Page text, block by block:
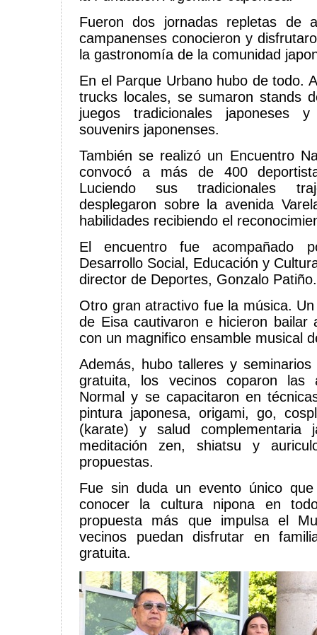
Fueron dos jornadas repletas de
campanenses conocieron y
la gastronomía de la comunidad
En el Parque Urbano hubo de todo.
trucks locales, se sumaron stands
juegos tradicionales japoneses
souvenirs japonenses.
También se realizó un Encuentro
convocó a más de 400
Luciendo sus tradicionales
desplegaron sobre la avenida
habilidades recibiendo el
El encuentro fue acompañado
Desarrollo Social, Educación y
director de Deportes, Gonzalo Patiño.
Otro gran atractivo fue la música.
de Eisa cautivaron e hicieron bailar
con un magnifico ensamble musical
Además, hubo talleres y
gratuita, los vecinos coparon las
Normal y se capacitaron en
pintura japonesa, origami, go,
(karate) y salud complementaria
meditación zen, shiatsu y
propuestas.
Fue sin duda un evento único
conocer la cultura nipona en
propuesta más que impulsa el
vecinos puedan disfrutar en
gratuita.